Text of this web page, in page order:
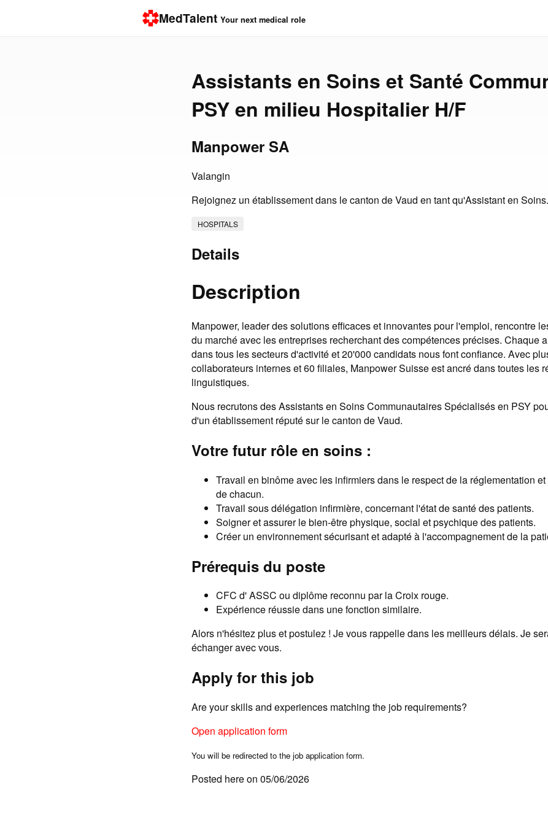
MedTalent Your next medical role
Assistants en Soins et Santé
PSY en milieu Hospitalier H/F
Manpower SA
Valangin
Rejoignez un établissement dans le canton de Vaud en tant qu'Assistant en Soins.
HOSPITALS
Details
Description
Manpower, leader des solutions efficaces et innovantes pour l'emploi, rencontre
du marché avec les entreprises recherchant des compétences précises. Chaque
dans tous les secteurs d'activité et 20'000 candidats nous font confiance. Avec
collaborateurs internes et 60 filiales, Manpower Suisse est ancré dans toutes les
linguistiques.
Nous recrutons des Assistants en Soins Communautaires Spécialisés en PSY
d'un établissement réputé sur le canton de Vaud.
Votre futur rôle en soins :
Travail en binôme avec les infirmiers dans le respect de la réglementation
de chacun.
Travail sous délégation infirmière, concernant l'état de santé des patients.
Soigner et assurer le bien-être physique, social et psychique des patients.
Créer un environnement sécurisant et adapté à l'accompagnement de la
Prérequis du poste
CFC d' ASSC ou diplôme reconnu par la Croix rouge.
Expérience réussie dans une fonction similaire.
Alors n'hésitez plus et postulez ! Je vous rappelle dans les meilleurs délais. Je
échanger avec vous.
Apply for this job
Are your skills and experiences matching the job requirements?
Open application form
You will be redirected to the job application form.
Posted here on 05/06/2026